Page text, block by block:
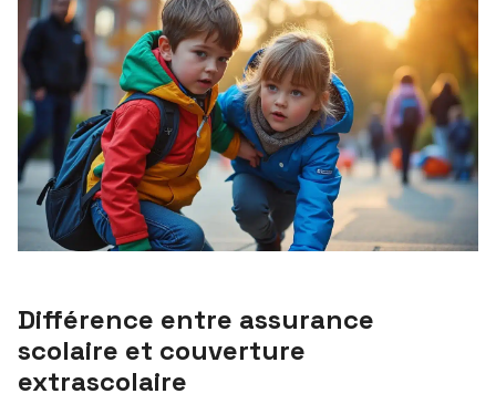
Différence entre assurance
scolaire et couverture
extrascolaire